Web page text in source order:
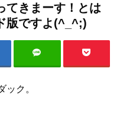
てきまーす！とは
版ですよ(^_^;)
ック。